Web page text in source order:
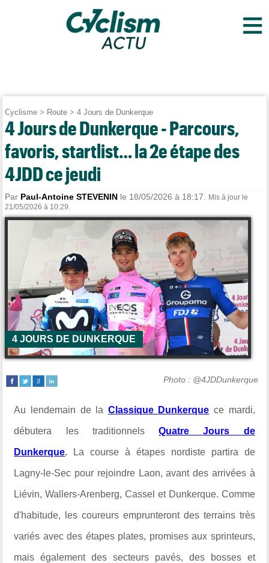
≡
Cyclisme > Route >4 Jours de Dunkerque
4 Jours de Dunkerque - Parcours,
favoris, startlist… la 2e étape des
4JDD ce jeudi
Par Paul-Antoine STEVENIN le 18/05/2026 à 18:17.
Mis à jour le
21/05/2026 à 10:29.
4 JOURS DE DUNKERQUE
Photo : @4JDDunkerque
Au lendemain de la Classique Dunkerque ce mardi,
débutera les traditionnelsQuatre Jours de
Dunkerque. La course à étapes nordiste partira de
Lagny-le-Sec pour rejoindre Laon, avant des arrivées à
Liévin, Wallers-Arenberg, Cassel et Dunkerque. Comme
d'habitude, les coureurs emprunteront des terrains très
variés avec des étapes plates, promises aux sprinteurs,
mais également des secteurs pavés, des bosses et